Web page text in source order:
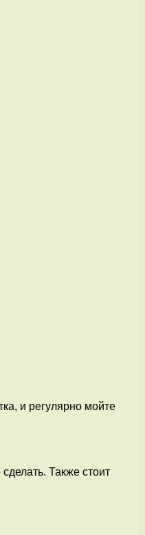
и регулярно мойте
Также стоит